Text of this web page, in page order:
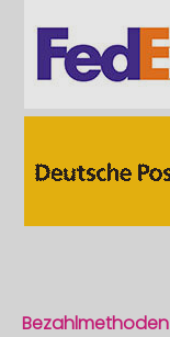
Bezahlmethoden